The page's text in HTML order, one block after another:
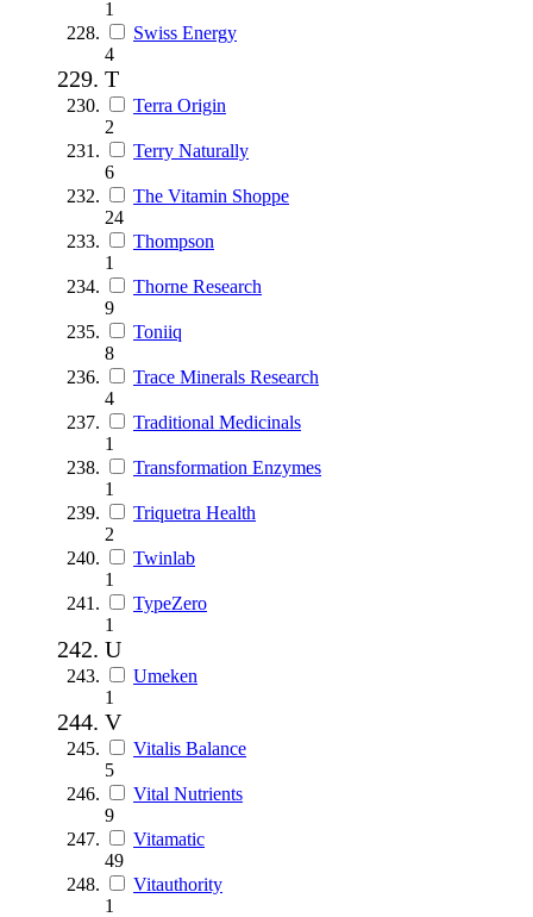
1
Swiss Energy
4
T
Terra Origin
2
Terry Naturally
6
The Vitamin Shoppe
24
Thompson
1
Thorne Research
9
Toniiq
8
Trace Minerals Research
4
Traditional Medicinals
1
Transformation Enzymes
1
Triquetra Health
2
Twinlab
1
TypeZero
1
U
Umeken
1
V
Vitalis Balance
5
Vital Nutrients
9
Vitamatic
49
Vitauthority
1